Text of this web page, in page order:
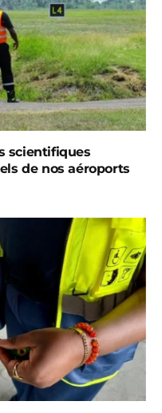
scientifiques
de nos aéroports